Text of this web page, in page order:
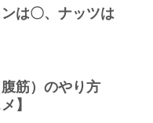
は〇、ナッツは
筋）のやり方
】